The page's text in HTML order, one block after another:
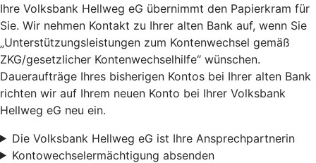
Ihre Volksbank Hellweg eG übernimmt den Papierkram für
Sie. Wir nehmen Kontakt zu Ihrer alten Bank auf, wenn Sie
„Unterstützungsleistungen zum Kontenwechsel gemäß
ZKG/gesetzlicher Kontenwechselhilfe“ wünschen.
Daueraufträge Ihres bisherigen Kontos bei Ihrer alten Bank
richten wir auf Ihrem neuen Konto bei Ihrer Volksbank
Hellweg eG neu ein.
Die Volksbank Hellweg eG ist Ihre Ansprechpartnerin
Kontowechselermächtigung absenden